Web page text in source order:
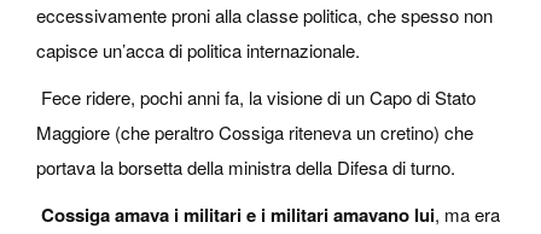
eccessivamente proni alla classe politica, che spesso non
capisce un’acca di politica internazionale.
Fece ridere, pochi anni fa, la visione di un Capo di Stato
Maggiore (che peraltro Cossiga riteneva un cretino) che
portava la borsetta della ministra della Difesa di turno.
Cossiga amava i militari e i militari amavano lui, ma era